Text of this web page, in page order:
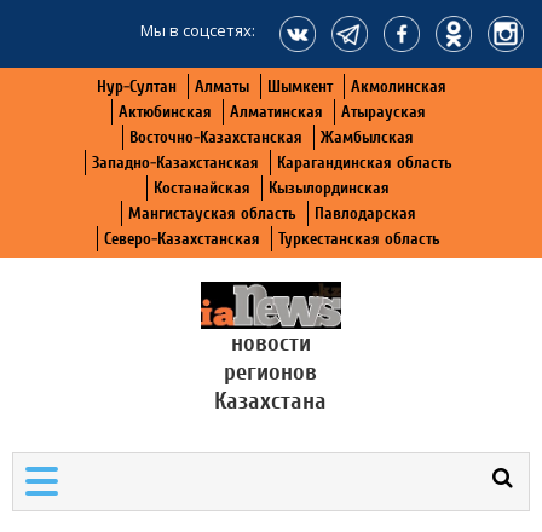
Мы в соцсетях:
Нур-Султан Алматы Шымкент
Акмолинская
Актюбинская
Алматинская
Атырауская
Восточно-Казахстанская
Жамбылская
Западно-Казахстанская
Карагандинская область
Костанайская
Кызылординская
Мангистауская область
Павлодарская
Северо-Казахстанская
Туркестанская область
новости
регионов
Казахстана